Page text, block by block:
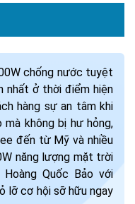
chống nước tuyệt
nhất ở thời điểm hiện
hàng sự an tâm khi
không bị hư hỏng,
đến từ Mỹ và nhiều
năng lượng mặt trời
Quốc Bảo với
lỡ cơ hội sỡ hữu ngay